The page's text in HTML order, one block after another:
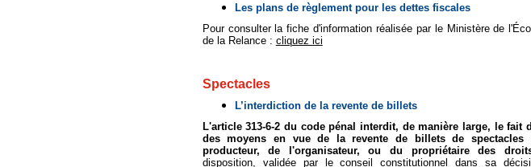
Les plans de règlement pour les dettes fiscales
Pour consulter la fiche d'information réalisée par le Ministère de
de la Relance : cliquez ici
Spectacles
L’interdiction de la revente de billets
L'article 313-6-2 du code pénal interdit, de manière large, le fait
des moyens en vue de la revente de billets de spectacles
producteur, de l'organisateur, ou du propriétaire des
disposition, validée par le conseil constitutionnel dans sa